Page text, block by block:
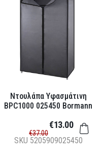
Ντουλάπα Υφασμάτινη
BPC1000 025450 Bormann
SKU 5205909025450
€37.00
€13.00